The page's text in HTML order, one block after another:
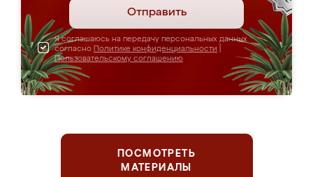
Отправить
Я соглашаюсь на передачу персональных данных
согласно Политике конфиденциальности
Пользовательскому соглашению
ПОСМОТРЕТЬ
МАТЕРИАЛЫ